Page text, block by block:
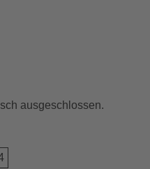
ausgeschlossen.